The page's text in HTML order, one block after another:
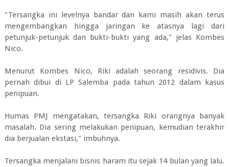
"Tersangka ini levelnya bandar dan kami masih akan terus
mengembangkan hingga jaringan ke atasnya lagi dari
petunjuk-petunjuk dan bukti-bukti yang ada," jelas Kombes
Nico.
Menurut Kombes Nico, Riki adalah seorang residivis. Dia
pernah dibui di LP Salemba pada tahun 2012 dalam kasus
penipuan.
Humas PMJ mengatakan, tersangka Riki orangnya banyak
masalah. Dia sering melakukan penipuan, kemudian terakhir
dia berjualan ekstasi," imbuhnya.
Tersangka menjalani bisnis haram itu sejak 14 bulan yang lalu.